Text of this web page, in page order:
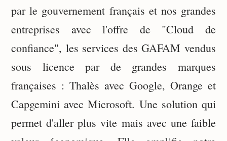
par le gouvernement français et nos grandes
entreprises avec l'offre de "Cloud de
confiance", les services des GAFAM vendus
sous licence par de grandes marques
françaises : Thalès avec Google, Orange et
Capgemini avec Microsoft. Une solution qui
permet d'aller plus vite mais avec une faible